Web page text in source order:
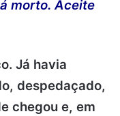
morto. Aceite
Já havia
despedaçado,
chegou e, em